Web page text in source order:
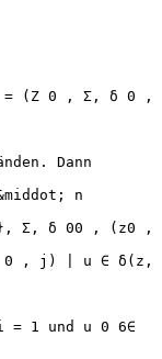
= (Z 0 , Σ, δ 0 ,
Dann
n
Σ, δ 00 , (z0 ,
, j) | u ∈ δ(z,
1 und u 0 6∈